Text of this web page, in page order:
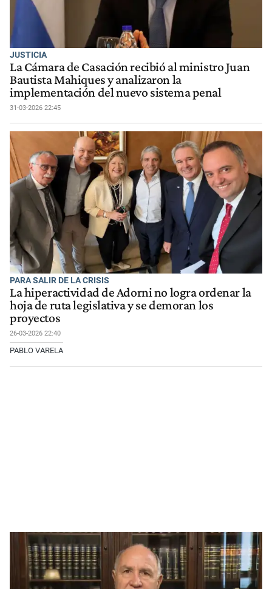
JUSTICIA
La Cámara de Casación recibió al ministro Juan
Bautista Mahiques y analizaron la
implementación del nuevo sistema penal
31-03-2026 22:45
PARA SALIR DE LA CRISIS
La hiperactividad de Adorni no logra ordenar la
hoja de ruta legislativa y se demoran los
proyectos
26-03-2026 22:40
PABLO VARELA